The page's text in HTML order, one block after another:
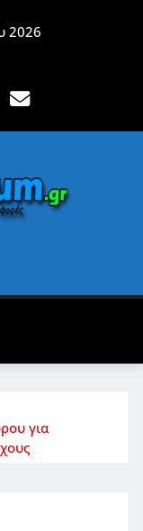
2026
για